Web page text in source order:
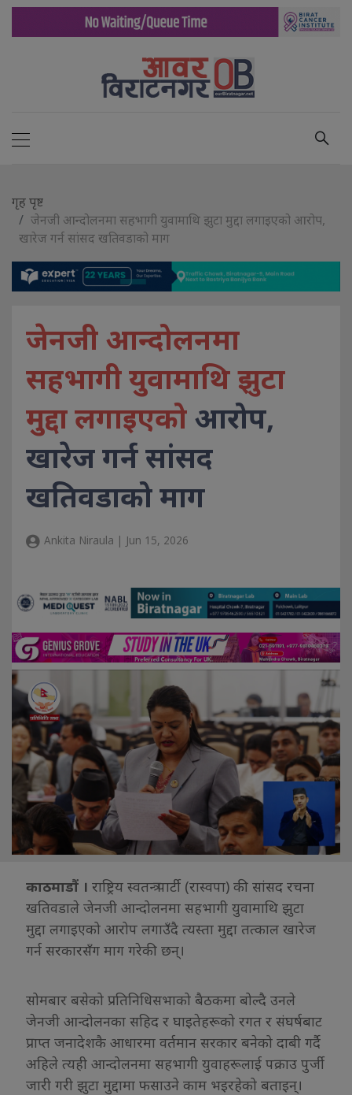
गृह पृष्ट
जेनजी आन्दोलनमा सहभागी युवामाथि झुटा मुद्दा लगाइएको आरोप,
खारेज गर्न सांसद खतिवडाको माग
जेनजी आन्दोलनमा
सहभागी युवामाथि झुटा
मुद्दा लगाइएको आरोप,
खारेज गर्न सांसद
खतिवडाको माग
Ankita Niraula | Jun 15, 2026
काठमाडौं । राष्ट्रिय स्वतन्त्र पार्टी (रास्वपा) की सांसद रचना
खतिवडाले जेनजी आन्दोलनमा सहभागी युवामाथि झुटा
मुद्दा लगाइएको आरोप लगाउँदै त्यस्ता मुद्दा तत्काल खारेज
गर्न सरकारसँग माग गरेकी छन्।
सोमबार बसेको प्रतिनिधिसभाको बैठकमा बोल्दै उनले
जेनजी आन्दोलनका सहिद र घाइतेहरूको रगत र संघर्षबाट
प्राप्त जनादेशकै आधारमा वर्तमान सरकार बनेको दाबी गर्दै
अहिले त्यही आन्दोलनमा सहभागी युवाहरूलाई पक्राउ पुर्जी
जारी गरी झुटा मुद्दामा फसाउने काम भइरहेको बताइन्।